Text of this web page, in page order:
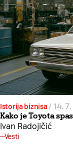
Istorija biznisa / 14.
Kako je Toyota
Ivan Radojičić
Vesti